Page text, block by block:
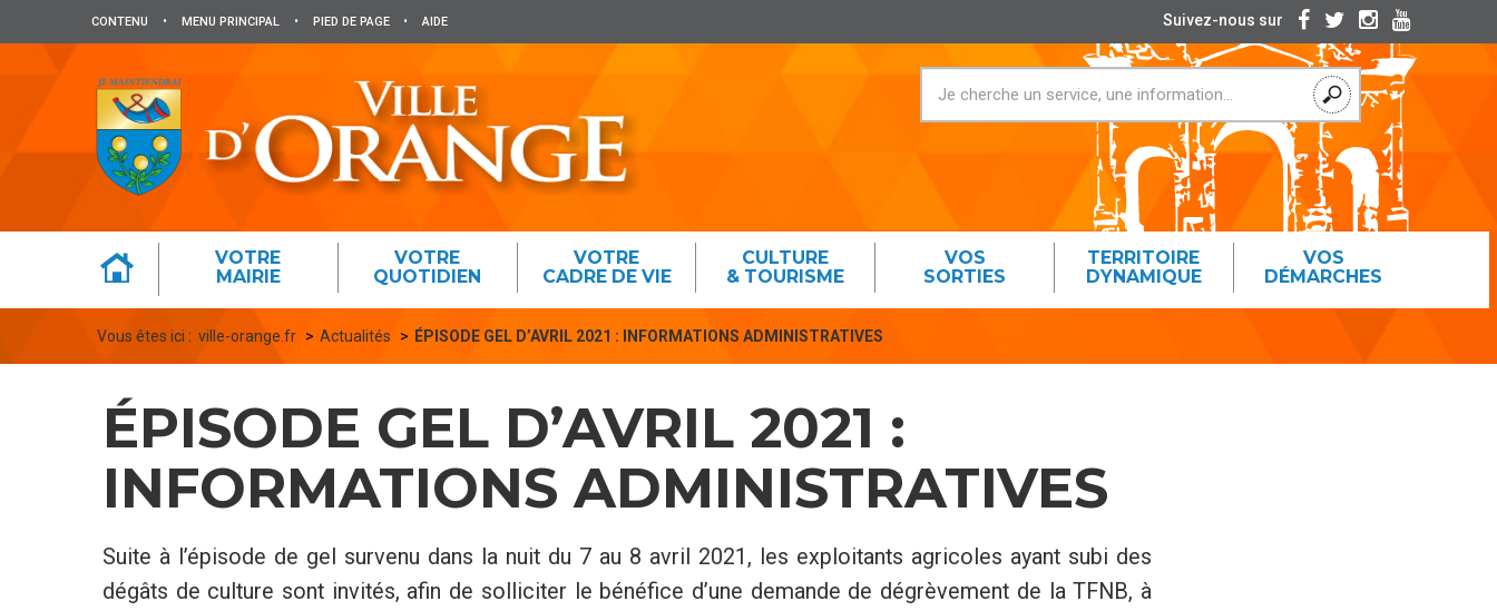
CONTENU • MENU PRINCIPAL • PIED DE PAGE • AIDE
VOTRE
MAIRIE
VOTRE
QUOTIDIEN
VOTRE
CADRE DE VIE
CULTURE
& TOURISME
VOS
SORTIES
TERRITOIRE
DYNAMIQUE
VOS
DÉMARCHES
Suivez-nous sur
Vous êtes ici : ville-orange.fr Actualités ÉPISODE GEL D’AVRIL 2021 : INFORMATIONS ADMINISTRATIVES
ÉPISODE GEL D’AVRIL 2021 :
INFORMATIONS ADMINISTRATIVES
Suite à l’épisode de gel survenu dans la nuit du 7 au 8 avril 2021, les exploitants agricoles ayant subi des
dégâts de culture sont invités, afin de solliciter le bénéfice d’une demande de dégrèvement de la TFNB, à